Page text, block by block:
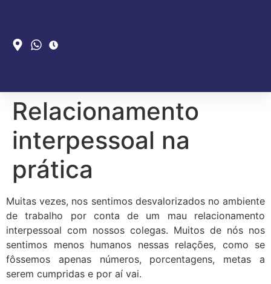
Relacionamento
interpessoal na
prática
Muitas vezes, nos sentimos desvalorizados no ambiente
de trabalho por conta de um mau relacionamento
interpessoal com nossos colegas. Muitos de nós nos
sentimos menos humanos nessas relações, como se
fôssemos apenas números, porcentagens, metas a
serem cumpridas e por aí vai.